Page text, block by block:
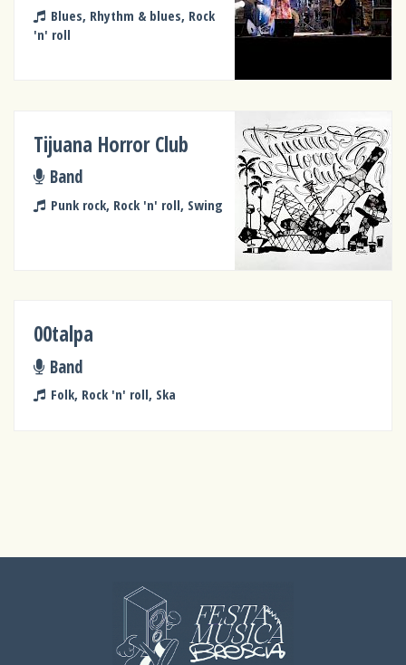
Blues, Rhythm & blues, Rock
'n' roll
Tijuana Horror Club
Band
Punk rock, Rock 'n' roll, Swing
00talpa
Band
Folk, Rock 'n' roll, Ska